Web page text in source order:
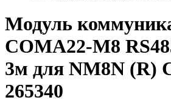
Модуль
COMA22-M8
3м для NM8N (R)
265340